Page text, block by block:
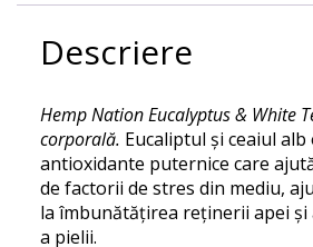
Descriere
Hemp Nation Eucalyptus & White
corporală. Eucaliptul și ceaiul
antioxidante puternice care
de factorii de stres din mediu,
la îmbunătățirea reținerii apei
a pielii.